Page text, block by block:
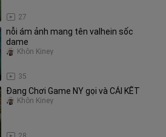
27
nỗi ám ảnh mang tên valhein sốc
dame
35
Khôn Kiney
Đang Chơi Game NY gọi và CÁI KẾT
Khôn Kiney